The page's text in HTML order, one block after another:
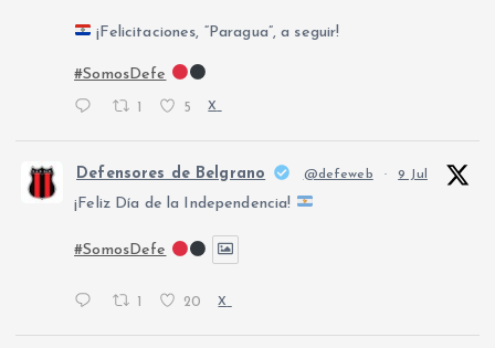
¡Felicitaciones, “Paragua”, a seguir!
#SomosDefe
1 5 X
Defensores de Belgrano @defeweb · 9 Jul
¡Feliz Día de la Independencia!
#SomosDefe
20 X